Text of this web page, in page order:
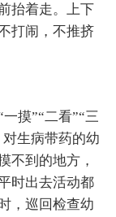
抬着走。上下
打闹，不推挤
摸”“二看”“三
生病带药的幼
不到的地方，
时出去活动都
，巡回检查幼